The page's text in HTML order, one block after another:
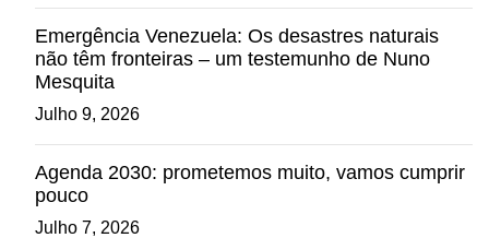
Emergência Venezuela: Os desastres naturais
não têm fronteiras – um testemunho de Nuno
Mesquita
Julho 9, 2026
Agenda 2030: prometemos muito, vamos cumprir
pouco
Julho 7, 2026